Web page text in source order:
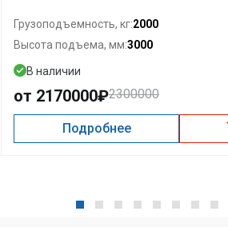
Грузоподъемность, кг:2000
Высота подъема, мм:3000
В наличии
от 2170000₽2300000
Подробнее